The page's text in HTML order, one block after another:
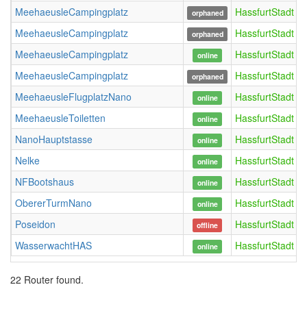
MeehaeusleCampingplatz
orphaned HassfurtStadt
MeehaeusleCampingplatz
orphaned HassfurtStadt
MeehaeusleCampingplatz
online HassfurtStadt
MeehaeusleCampingplatz
orphaned HassfurtStadt
MeehaeusleFlugplatzNano
online HassfurtStadt
MeehaeusleToiletten
online HassfurtStadt
NanoHauptstasse
online HassfurtStadt
Nelke
online
HassfurtStadt
NFBootshaus
online HassfurtStadt
ObererTurmNano
online HassfurtStadt
Poseidon
offline HassfurtStadt
WasserwachtHAS
online HassfurtStadt
22 Router found.